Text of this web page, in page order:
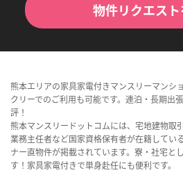
物件リクエス
熊本エリアの家具家電付きマンスリーマンシ
クリーでのご利用も可能です。連泊・長期出
評！
熊本マンスリードットコムには、宅地建物取
業務主任者など国家資格保有者が在籍してい
ナー直物件が掲載されています。寮・社宅と
す！家具家電付きで単身赴任にも便利です。